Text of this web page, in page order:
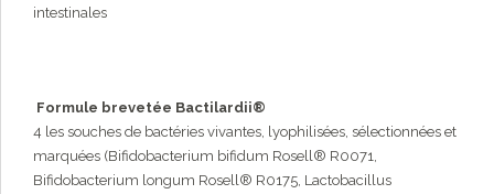
intestinales
Formule brevetée Bactilardii®
4 les souches de bactéries vivantes, lyophilisées, sélectionnées et
marquées (Bifidobacterium bifidum Rosell® R0071,
Bifidobacterium longum Rosell® R0175, Lactobacillus